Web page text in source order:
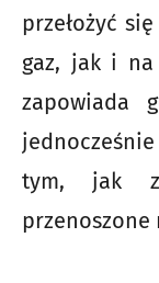
przełożyć
gaz, jak i na
zapowiada
tym, jak